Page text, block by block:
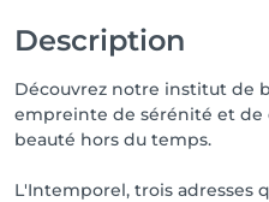
Description
Découvrez notre institut de
empreinte de sérénité et de
beauté hors du temps.
L'Intemporel, trois adresses